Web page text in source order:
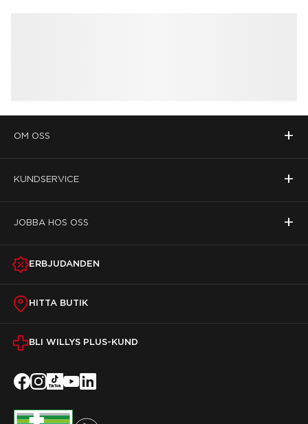
OM OSS +
KUNDSERVICE +
JOBBA HOS OSS +
ERBJUDANDEN
HITTA BUTIK
BLI WILLYS PLUS-KUND